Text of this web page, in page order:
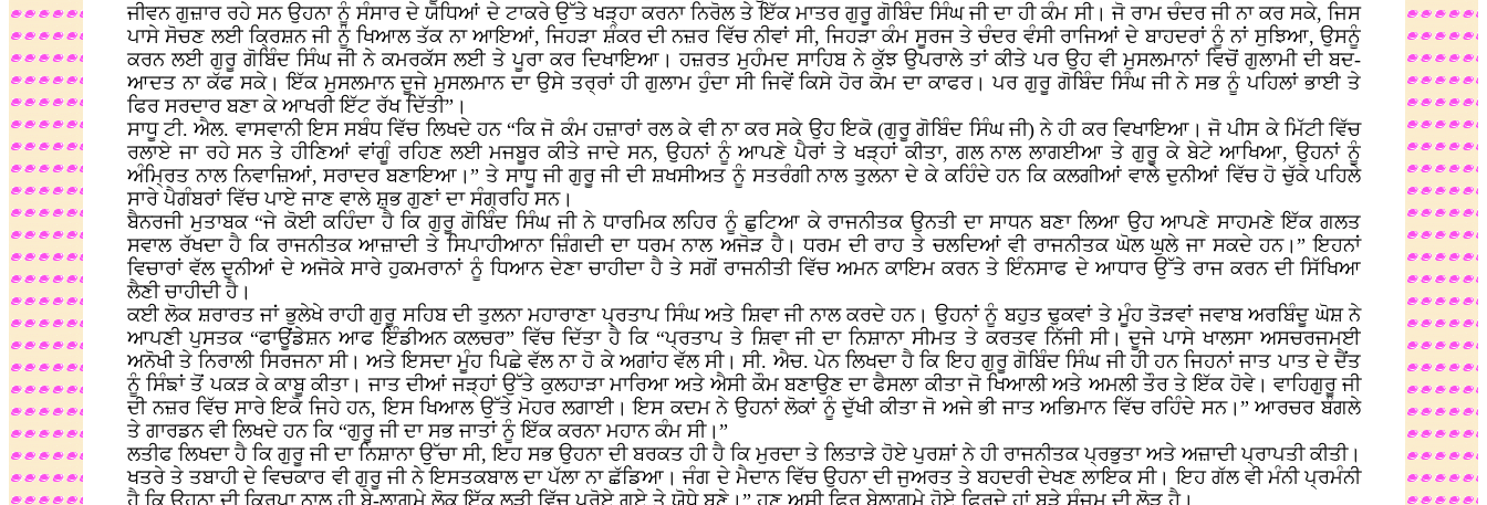
ਜੀਵਨ ਗੁਜ਼ਾਰ ਰਹੇ ਸਨ ਉਹਨਾ ਨੂੰ ਸੰਸਾਰ ਦੇ ਯੋਧਿਆਂ ਦੇ ਟਾਕਰੇ ਉੱਤੇ ਖੜ੍ਹਾ ਕਰਨਾ ਨਿਰੋਲ ਤੇ ਇੱਕ ਮਾਤਰ ਗੁਰੂ ਗੋਬਿੰਦ ਸਿੰਘ ਜੀ ਦਾ ਹੀ ਕੰਮ ਸੀ। ਜੋ ਰਾਮ ਚੰਦਰ ਜੀ ਨਾ ਕਰ ਸਕੇ, ਜਿਸ
ਪਾਸੇ ਸੋਚਣ ਲਈ ਕ੍ਰਿਸ਼ਨ ਜੀ ਨੂੰ ਖਿਆਲ ਤੱਕ ਨਾ ਆਇਆਂ, ਜਿਹੜਾ ਸ਼ੰਕਰ ਦੀ ਨਜ਼ਰ ਵਿੱਚ ਨੀਵਾਂ ਸੀ, ਜਿਹੜਾ ਕੰਮ ਸੂਰਜ ਤੇ ਚੰਦਰ ਵੰਸੀ ਰਾਜਿਆਂ ਦੇ ਬਾਹਦਰਾਂ ਨੂੰ ਨਾਂ ਸੁਝਿਆ, ਉਸਨੂੰ
ਕਰਨ ਲਈ ਗੁਰੂ ਗੋਬਿੰਦ ਸਿੰਘ ਜੀ ਨੇ ਕਮਰਕੱਸ ਲਈ ਤੇ ਪੂਰਾ ਕਰ ਦਿਖਾਇਆ। ਹਜ਼ਰਤ ਮੁਹੰਮਦ ਸਾਹਿਬ ਨੇ ਕੁੱਝ ਉਪਰਾਲੇ ਤਾਂ ਕੀਤੇ ਪਰ ਉਹ ਵੀ ਮੁਸਲਮਾਨਾਂ ਵਿਚੋਂ ਗੁਲਾਮੀ ਦੀ ਬਦ-
ਆਦਤ ਨਾ ਕੱਫ ਸਕੇ। ਇੱਕ ਮੁਸਲਮਾਨ ਦੂਜੇ ਮੁਸਲਮਾਨ ਦਾ ਉਸੇ ਤਰ੍ਰਾਂ ਹੀ ਗੁਲਾਮ ਹੁੰਦਾ ਸੀ ਜਿਵੇਂ ਕਿਸੇ ਹੋਰ ਕੋਮ ਦਾ ਕਾਫਰ। ਪਰ ਗੁਰੂ ਗੋਬਿੰਦ ਸਿੰਘ ਜੀ ਨੇ ਸਭ ਨੂੰ ਪਹਿਲਾਂ ਭਾਈ ਤੇ
ਫਿਰ ਸਰਦਾਰ ਬਣਾ ਕੇ ਆਖਰੀ ਇੱਟ ਰੱਖ ਦਿੱਤੀ”।
ਸਾਧੂ ਟੀ. ਐਲ. ਵਾਸਵਾਨੀ ਇਸ ਸਬੰਧ ਵਿੱਚ ਲਿਖਦੇ ਹਨ “ਕਿ ਜੋ ਕੰਮ ਹਜ਼ਾਰਾਂ ਰਲ ਕੇ ਵੀ ਨਾ ਕਰ ਸਕੇ ਉਹ ਇਕੋ (ਗੁਰੂ ਗੋਬਿੰਦ ਸਿੰਘ ਜੀ) ਨੇ ਹੀ ਕਰ ਵਿਖਾਇਆ। ਜੋ ਪੀਸ ਕੇ ਮਿੱਟੀ ਵਿੱਚ
ਰਲਾਏ ਜਾ ਰਹੇ ਸਨ ਤੇ ਹੀਣਿਆਂ ਵਾਂਗੂੰ ਰਹਿਣ ਲਈ ਮਜਬੂਰ ਕੀਤੇ ਜਾਦੇ ਸਨ, ਉਹਨਾਂ ਨੂੰ ਆਪਣੇ ਪੈਰਾਂ ਤੇ ਖੜ੍ਹਾਂ ਕੀਤਾ, ਗਲ ਨਾਲ ਲਾਗਈਆ ਤੇ ਗੁਰੂ ਕੇ ਬੇਟੇ ਆਖਿਆ, ਉਹਨਾਂ ਨੂੰ
ਅੰਮ੍ਰਿਤ ਨਾਲ ਨਿਵਾਜ਼ਿਆਂ, ਸਰਾਦਰ ਬਣਾਇਆ।” ਤੇ ਸਾਧੂ ਜੀ ਗੁਰੂ ਜੀ ਦੀ ਸ਼ਖਸੀਅਤ ਨੂੰ ਸਤਰੰਗੀ ਨਾਲ ਤੁਲਨਾ ਦੇ ਕੇ ਕਹਿੰਦੇ ਹਨ ਕਿ ਕਲਗੀਆਂ ਵਾਲੇ ਦੁਨੀਆਂ ਵਿੱਚ ਹੋ ਚੁੱਕੇ ਪਹਿਲੇ
ਸਾਰੇ ਪੈਗੰਬਰਾਂ ਵਿੱਚ ਪਾਏ ਜਾਣ ਵਾਲੇ ਸ਼ੁਭ ਗੁਣਾਂ ਦਾ ਸੰਗ੍ਰਹਿ ਸਨ।
ਬੈਨਰਜੀ ਮੁਤਾਬਕ “ਜੇ ਕੋਈ ਕਹਿੰਦਾ ਹੈ ਕਿ ਗੁਰੂ ਗੋਬਿੰਦ ਸਿੰਘ ਜੀ ਨੇ ਧਾਰਮਿਕ ਲਹਿਰ ਨੂੰ ਛੁਟਿਆ ਕੇ ਰਾਜਨੀਤਕ ਉਨਤੀ ਦਾ ਸਾਧਨ ਬਣਾ ਲਿਆ ਉਹ ਆਪਣੇ ਸਾਹਮਣੇ ਇੱਕ ਗਲਤ
ਸਵਾਲ ਰੱਖਦਾ ਹੈ ਕਿ ਰਾਜਨੀਤਕ ਆਜ਼ਾਦੀ ਤੇ ਸਿਪਾਹੀਆਨਾ ਜ਼ਿੰਗਦੀ ਦਾ ਧਰਮ ਨਾਲ ਅਜੋੜ ਹੈ। ਧਰਮ ਦੀ ਰਾਹ ਤੇ ਚਲਦਿਆਂ ਵੀ ਰਾਜਨੀਤਕ ਘੋਲ ਘੁਲੇ ਜਾ ਸਕਦੇ ਹਨ।” ਇਹਨਾਂ
ਵਿਚਾਰਾਂ ਵੱਲ ਦੁਨੀਆਂ ਦੇ ਅਜੋਕੇ ਸਾਰੇ ਹੁਕਮਰਾਨਾਂ ਨੂੰ ਧਿਆਨ ਦੇਣਾ ਚਾਹੀਦਾ ਹੈ ਤੇ ਸਗੋਂ ਰਾਜਨੀਤੀ ਵਿੱਚ ਅਮਨ ਕਾਇਮ ਕਰਨ ਤੇ ਇੰਨਸਾਫ ਦੇ ਆਧਾਰ ਉੱਤੇ ਰਾਜ ਕਰਨ ਦੀ ਸਿੱਖਿਆ
ਲੈਣੀ ਚਾਹੀਦੀ ਹੈ।
ਕਈ ਲੋਕ ਸ਼ਰਾਰਤ ਜਾਂ ਭੁਲੇਖੇ ਰਾਹੀ ਗੁਰੂ ਸਹਿਬ ਦੀ ਤੁਲਨਾ ਮਹਾਰਾਣਾ ਪ੍ਰਤਾਪ ਸਿੰਘ ਅਤੇ ਸ਼ਿਵਾ ਜੀ ਨਾਲ ਕਰਦੇ ਹਨ। ਉਹਨਾਂ ਨੂੰ ਬਹੁਤ ਢੁਕਵਾਂ ਤੇ ਮੂੰਹ ਤੋੜਵਾਂ ਜਵਾਬ ਅਰਬਿੰਦੂ ਘੋਸ਼ ਨੇ
ਆਪਣੀ ਪੁਸਤਕ “ਫਾਊਂਡੇਸ਼ਨ ਆਫ ਇੰਡੀਅਨ ਕਲਚਰ” ਵਿੱਚ ਦਿੱਤਾ ਹੈ ਕਿ “ਪ੍ਰਤਾਪ ਤੇ ਸ਼ਿਵਾ ਜੀ ਦਾ ਨਿਸ਼ਾਨਾ ਸੀਮਤ ਤੇ ਕਰਤਵ ਨਿੱਜੀ ਸੀ। ਦੂਜੇ ਪਾਸੇ ਖਾਲਸਾ ਅਸਚਰਜਮਈ
ਅਨੋਖੀ ਤੇ ਨਿਰਾਲੀ ਸਿਰਜਨਾ ਸੀ। ਅਤੇ ਇਸਦਾ ਮੂੰਹ ਪਿਛੇ ਵੱਲ ਨਾ ਹੋ ਕੇ ਅਗਾਂਹ ਵੱਲ ਸੀ। ਸੀ. ਐਚ. ਪੇਨ ਲਿਖਦਾ ਹੈ ਕਿ ਇਹ ਗੁਰੂ ਗੋਬਿੰਦ ਸਿੰਘ ਜੀ ਹੀ ਹਨ ਜਿਹਨਾਂ ਜਾਤ ਪਾਤ ਦੇ ਦੈਂਤ
ਨੂੰ ਸਿੰਙਾਂ ਤੋਂ ਪਕੜ ਕੇ ਕਾਬੂ ਕੀਤਾ। ਜਾਤ ਦੀਆਂ ਜੜ੍ਹਾਂ ਉੱਤੇ ਕੁਲਹਾੜਾ ਮਾਰਿਆ ਅਤੇ ਐਸੀ ਕੌਮ ਬਣਾਉਣ ਦਾ ਫੈਸਲਾ ਕੀਤਾ ਜੋ ਖਿਆਲੀ ਅਤੇ ਅਮਲੀ ਤੌਰ ਤੇ ਇੱਕ ਹੋਵੇ। ਵਾਹਿਗੁਰੂ ਜੀ
ਦੀ ਨਜ਼ਰ ਵਿੱਚ ਸਾਰੇ ਇਕੋ ਜਿਹੇ ਹਨ, ਇਸ ਖਿਆਲ ਉੱਤੇ ਮੋਹਰ ਲਗਾਈ। ਇਸ ਕਦਮ ਨੇ ਉਹਨਾਂ ਲੋਕਾਂ ਨੂੰ ਦੁੱਖੀ ਕੀਤਾ ਜੋ ਅਜੇ ਭੀ ਜਾਤ ਅਭਿਮਾਨ ਵਿੱਚ ਰਹਿੰਦੇ ਸਨ।” ਆਰਚਰ ਬੰਗਲੇ
ਤੇ ਗਾਰਡਨ ਵੀ ਲਿਖਦੇ ਹਨ ਕਿ “ਗੁਰੂ ਜੀ ਦਾ ਸਭ ਜਾਤਾਂ ਨੂੰ ਇੱਕ ਕਰਨਾ ਮਹਾਨ ਕੰਮ ਸੀ।”
ਲਤੀਫ ਲਿਖਦਾ ਹੈ ਕਿ ਗੁਰੂ ਜੀ ਦਾ ਨਿਸ਼ਾਨਾ ਉੱਚਾ ਸੀ, ਇਹ ਸਭ ਉਹਨਾ ਦੀ ਬਰਕਤ ਹੀ ਹੈ ਕਿ ਮੁਰਦਾ ਤੇ ਲਿਤਾੜੇ ਹੋਏ ਪੁਰਸ਼ਾਂ ਨੇ ਹੀ ਰਾਜਨੀਤਕ ਪ੍ਰਭੁਤਾ ਅਤੇ ਅਜ਼ਾਦੀ ਪ੍ਰਾਪਤੀ ਕੀਤੀ।
ਖਤਰੇ ਤੇ ਤਬਾਹੀ ਦੇ ਵਿਚਕਾਰ ਵੀ ਗੁਰੂ ਜੀ ਨੇ ਇਸਤਕਬਾਲ ਦਾ ਪੱਲਾ ਨਾ ਛੱਡਿਆ। ਜੰਗ ਦੇ ਮੈਦਾਨ ਵਿੱਚ ਉਹਨਾ ਦੀ ਜੁਅਰਤ ਤੇ ਬਹਦਰੀ ਦੇਖਣ ਲਾਇਕ ਸੀ। ਇਹ ਗੱਲ ਵੀ ਮੰਨੀ ਪ੍ਰਮੰਨੀ
ਹੈ ਕਿ ਉਹਨਾ ਦੀ ਕ੍ਰਿਪਾ ਨਾਲ ਹੀ ਬੇ-ਲਾਗਮੇ ਲੋਕ ਇੱਕ ਲੜੀ ਵਿੱਚ ਪਰੋਏ ਗਏ ਤੇ ਯੋਧੇ ਬਣੇ।” ਹੁਣ ਅਸੀ ਫਿਰ ਬੇਲਾਗਮੇ ਹੋਏ ਫਿਰਦੇ ਹਾਂ ਬੜੇ ਸੰਜਮ ਦੀ ਲੋੜ ਹੈ।